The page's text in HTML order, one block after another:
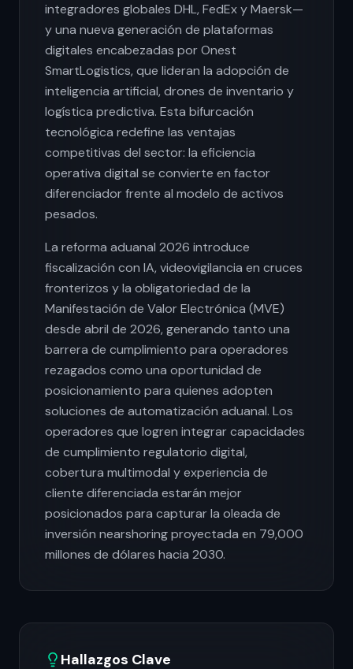
integradores globales DHL, FedEx y Maersk—
y una nueva generación de plataformas
digitales encabezadas por Onest
SmartLogistics, que lideran la adopción de
inteligencia artificial, drones de inventario y
logística predictiva. Esta bifurcación
tecnológica redefine las ventajas
competitivas del sector: la eficiencia
operativa digital se convierte en factor
diferenciador frente al modelo de activos
pesados.
La reforma aduanal 2026 introduce
fiscalización con IA, videovigilancia en cruces
fronterizos y la obligatoriedad de la
Manifestación de Valor Electrónica (MVE)
desde abril de 2026, generando tanto una
barrera de cumplimiento para operadores
rezagados como una oportunidad de
posicionamiento para quienes adopten
soluciones de automatización aduanal. Los
operadores que logren integrar capacidades
de cumplimiento regulatorio digital,
cobertura multimodal y experiencia de
cliente diferenciada estarán mejor
posicionados para capturar la oleada de
inversión nearshoring proyectada en 79,000
millones de dólares hacia 2030.
Hallazgos Clave